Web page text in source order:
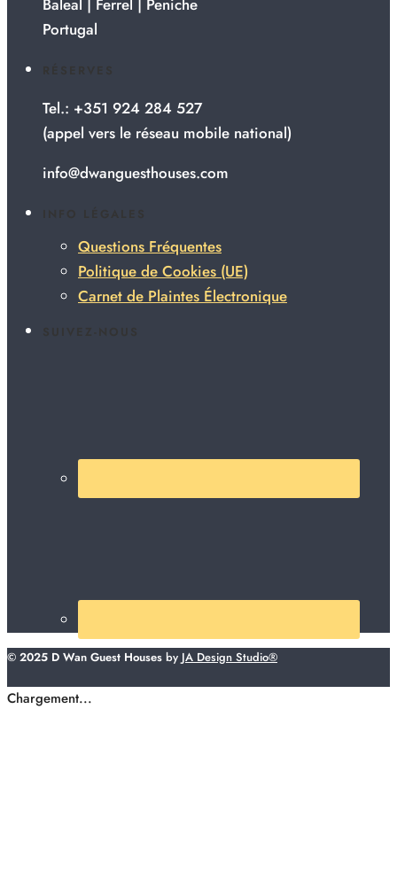
Baleal | Ferrel | Peniche
Portugal
Tel.: +351 924 284 527
(appel vers le réseau mobile national)
info@dwanguesthouses.com
Questions Fréquentes
Politique de Cookies (UE)
Carnet de Plaintes Électronique
© 2025 D Wan Guest Houses by JA Design Studio®
Chargement...